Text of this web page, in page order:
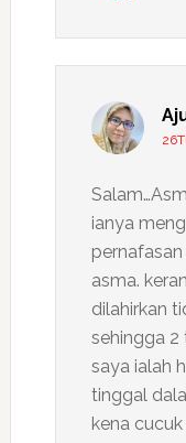
ianya
asma.
dilahirkan
sehingga 2
saya ialah
tinggal
kena